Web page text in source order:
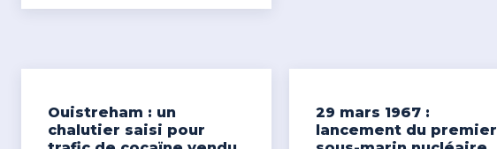
Ouistreham : un
chalutier saisi pour
29 mars 1967 :
lancement du premier